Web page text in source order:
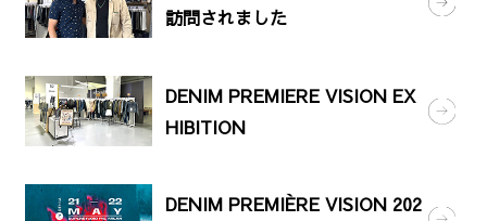
訪問されました
DENIM PREMIERE VISION EX
HIBITION
DENIM PREMIÈRE VISION 202